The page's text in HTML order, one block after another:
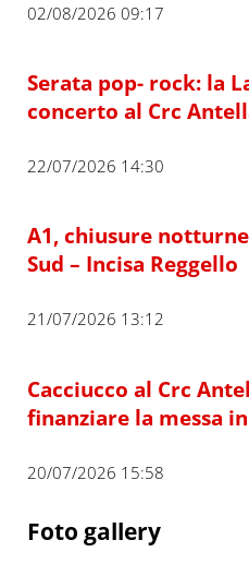
02/08/2026 09:17
Serata pop- rock: la
concerto al Crc
22/07/2026 14:30
A1, chiusure
Sud – Incisa Reggello
21/07/2026 13:12
Cacciucco al Crc
finanziare la messa
20/07/2026 15:58
Foto gallery